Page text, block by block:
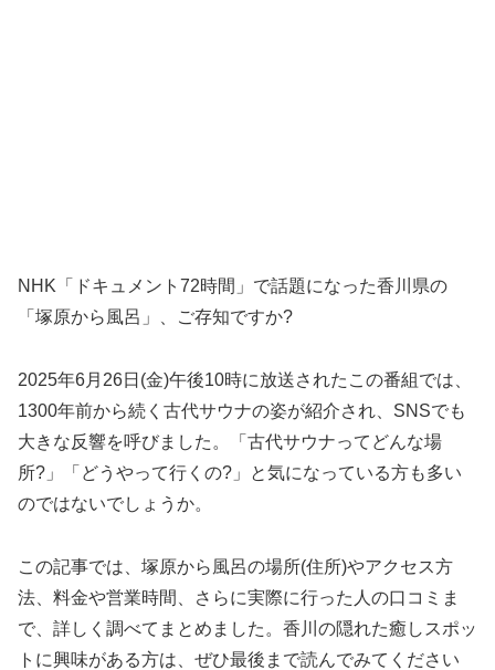
NHK「ドキュメント72時間」で話題になった香川県の
「塚原から風呂」、ご存知ですか?
2025年6月26日(金)午後10時に放送されたこの番組では、
1300年前から続く古代サウナの姿が紹介され、SNSでも
大きな反響を呼びました。「古代サウナってどんな場
所?」「どうやって行くの?」と気になっている方も多い
のではないでしょうか。
この記事では、塚原から風呂の場所(住所)やアクセス方
法、料金や営業時間、さらに実際に行った人の口コミま
で、詳しく調べてまとめました。香川の隠れた癒しスポッ
トに興味がある方は、ぜひ最後まで読んでみてください